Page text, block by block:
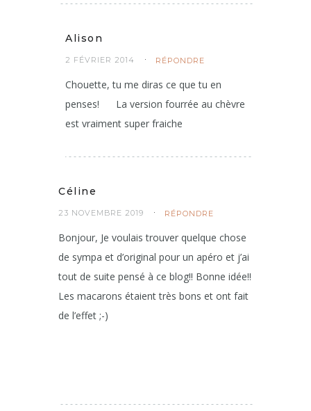
Alison
2 FÉVRIER 2014 RÉPONDRE
Chouette, tu me diras ce que tu en
penses!
La version fourrée au chèvre
est vraiment super fraiche
Céline
23 NOVEMBRE 2019 RÉPONDRE
Bonjour, Je voulais trouver quelque chose
de sympa et d’original pour un apéro et j’ai
tout de suite pensé à ce blog!! Bonne idée!!
Les macarons étaient très bons et ont fait
de l’effet ;-)